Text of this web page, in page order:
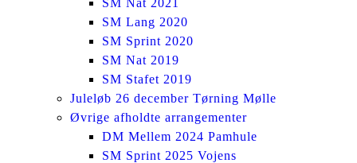
SM Nat 2021
SM Lang 2020
SM Sprint 2020
SM Nat 2019
SM Stafet 2019
Juleløb 26 december Tørning Mølle
Øvrige afholdte arrangementer
DM Mellem 2024 Pamhule
SM Sprint 2025 Vojens